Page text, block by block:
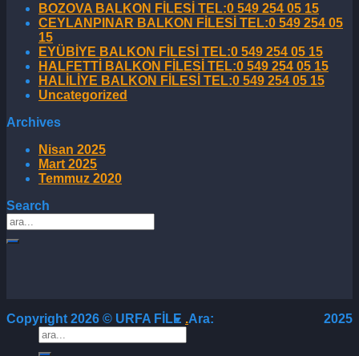
BOZOVA BALKON FİLESİ TEL:0 549 254 05 15
CEYLANPINAR BALKON FİLESİ TEL:0 549 254 05
15
EYÜBİYE BALKON FİLESİ TEL:0 549 254 05 15
HALFETTİ BALKON FİLESİ TEL:0 549 254 05 15
HALİLİYE BALKON FİLESİ TEL:0 549 254 05 15
Uncategorized
Archives
Nisan 2025
Mart 2025
Temmuz 2020
Search
2025
Copyright 2026 © URFA FİLE .Ara: